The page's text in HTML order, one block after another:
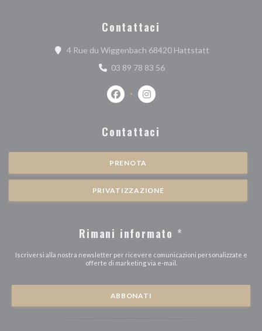
Contattaci
4 Rue du Wiggenbach 68420 Hattstatt((apre una
03 89 78 83 56
Facebook ((apre una nuova finestra))
Instagram ((apre una nuova
Contattaci
PRENOTA
PRIVATIZZAZIONE
Rimani informato *
Iscriversi alla nostra newsletter per ricevere comunicazioni personalizzate e
offerte di marketing via e-mail.
ABBONATI